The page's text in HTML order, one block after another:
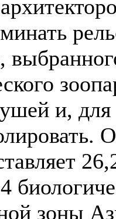
и, для
4
зоны